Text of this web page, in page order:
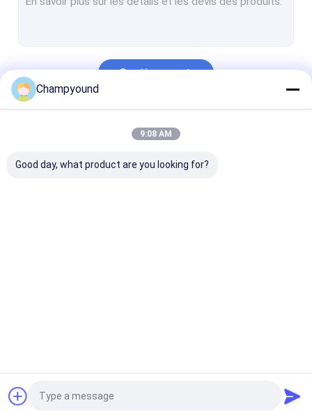
Continuer
Champyound
9:08 AM
Good day, what product are you looking for?